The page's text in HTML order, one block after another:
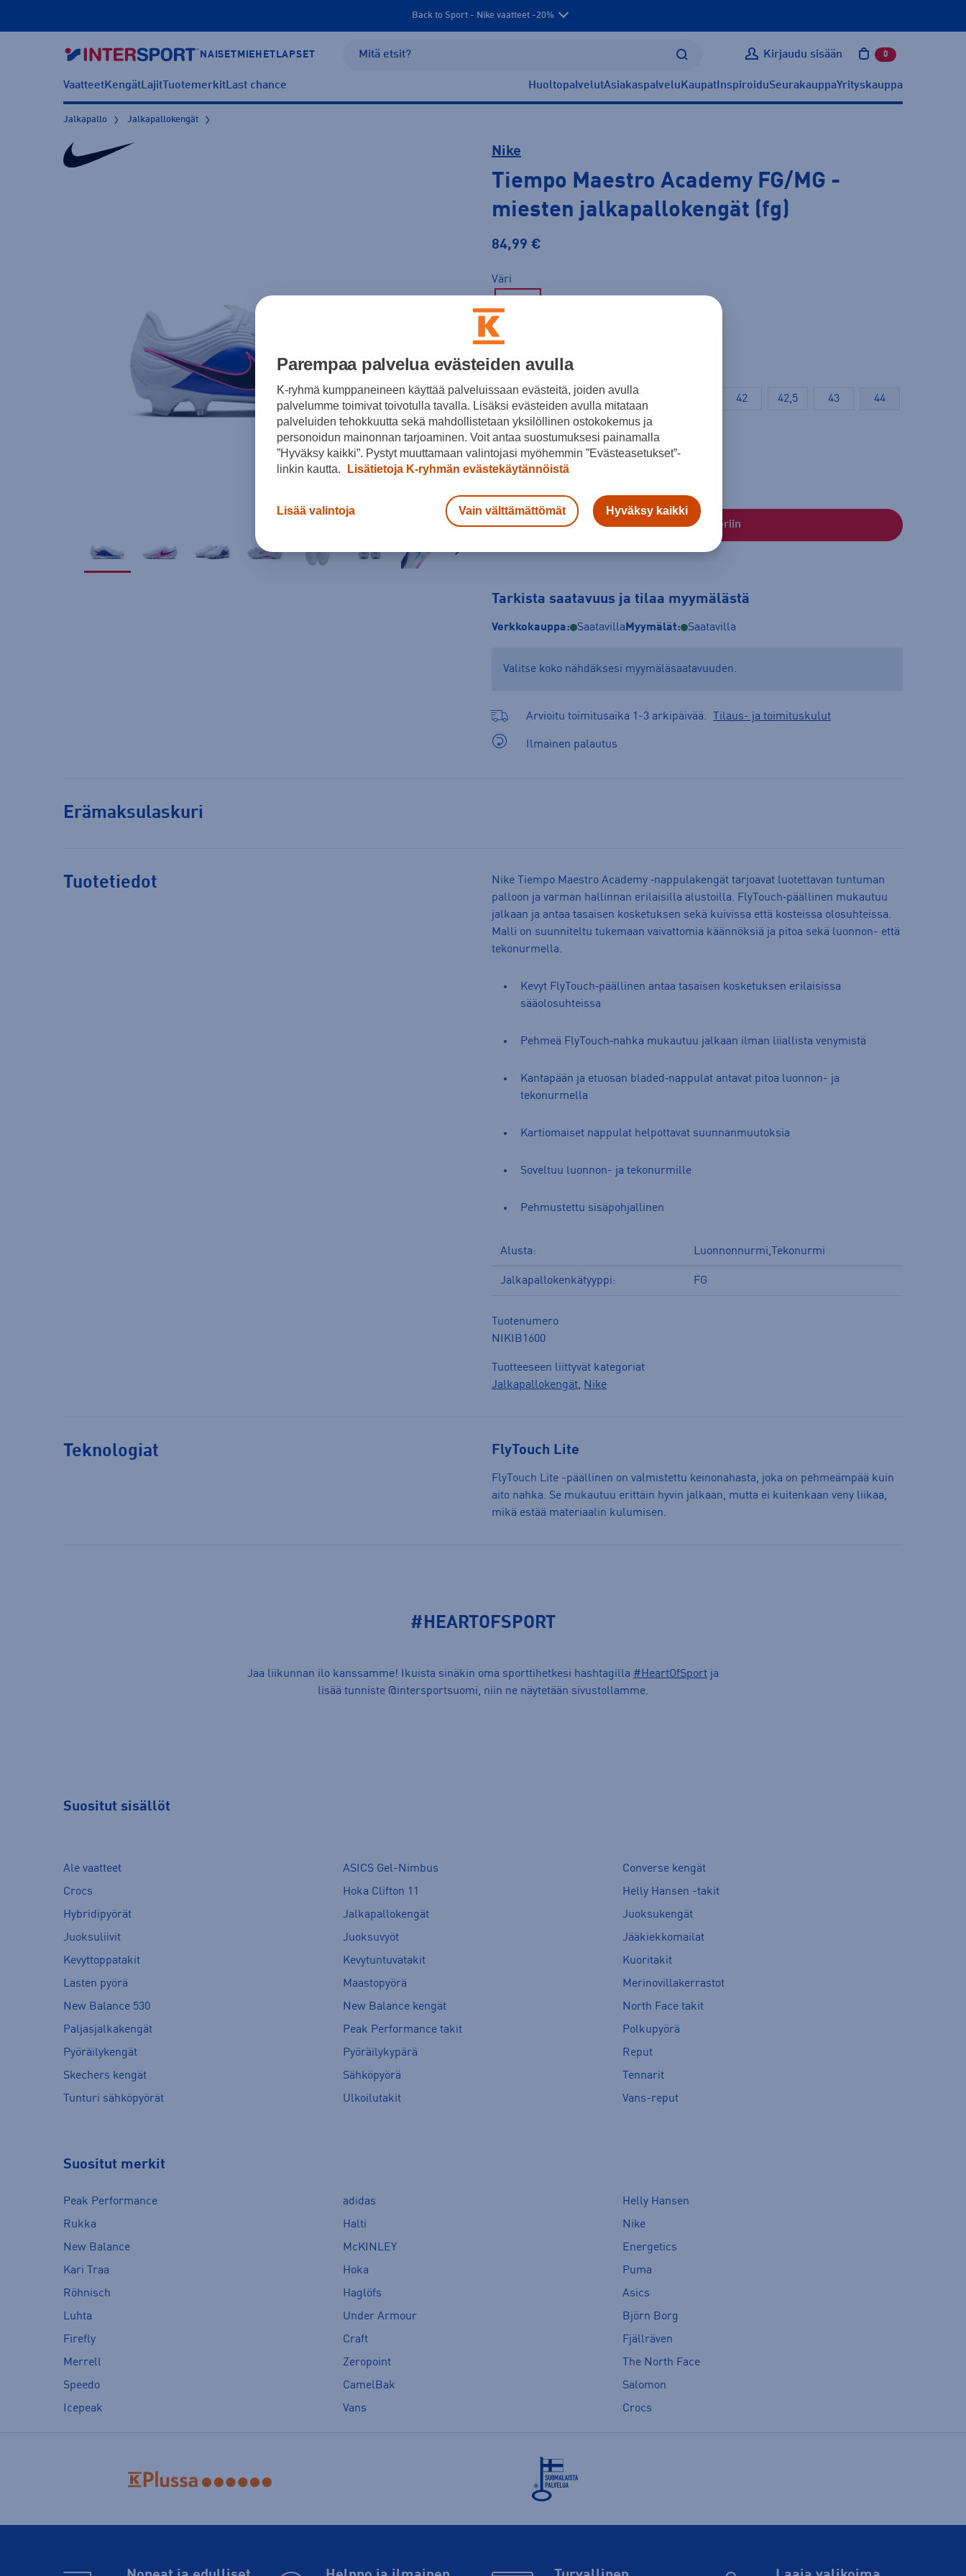
Back to Sport - Nike vaatteet -20%
NAISET MIEHET LAPSET Kirjaudu sisään 0 tuotetta
VaatteetKengätLajitTuotemerkitLast chance HuoltopalvelutAsiakaspalvelu Kaupat InspiroiduSeurakauppaYrityskauppa
Jalkapallo Jalkapallokengät
Nike
Tiempo Maestro Academy FG/MG -
miesten jalkapallokengät (fg)
84,99 €
Väri
38,5 39 42 42,5 43 44
44,5 45 45,5 46
Kokotaulukko
Lisää ostoskoriin
Tarkista saatavuus ja tilaa myymälästä
Verkkokauppa: Saatavilla Myymälät: Saatavilla
Valitse koko nähdäksesi myymäläsaatavuuden.
Arvioitu toimitusaika 1-3 arkipäivää. Tilaus- ja toimituskulut
Ilmainen palautus
Erämaksulaskuri
Tuotetiedot
Nike Tiempo Maestro Academy ‑nappulakengät tarjoavat luotettavan tuntuman
palloon ja varman hallinnan erilaisilla alustoilla. FlyTouch‑päällinen mukautuu
jalkaan ja antaa tasaisen kosketuksen sekä kuivissa että kosteissa olosuhteissa.
Malli on suunniteltu tukemaan vaivattomia käännöksiä ja pitoa sekä luonnon- että
tekonurmella.
Kevyt FlyTouch‑päällinen antaa tasaisen kosketuksen erilaisissa
sääolosuhteissa
Pehmeä FlyTouch‑nahka mukautuu jalkaan ilman liiallista venymistä
Kantapään ja etuosan bladed‑nappulat antavat pitoa luonnon- ja
tekonurmella
Kartiomaiset nappulat helpottavat suunnanmuutoksia
Soveltuu luonnon- ja tekonurmille
Pehmustettu sisäpohjallinen
Alusta: Luonnonnurmi,Tekonurmi
Jalkapallokenkätyyppi: FG
Tuotenumero
NIKIB1600
Tuotteeseen liittyvät kategoriat
Jalkapallokengät, Nike
Teknologiat FlyTouch Lite
FlyTouch Lite -päällinen on valmistettu keinonahasta, joka on pehmeämpää kuin
aito nahka. Se mukautuu erittäin hyvin jalkaan, mutta ei kuitenkaan veny liikaa,
mikä estää materiaalin kulumisen.
#HEARTOFSPORT
Jaa liikunnan ilo kanssamme! Ikuista sinäkin oma sporttihetkesi hashtagilla #HeartOfSport ja
lisää tunniste @intersportsuomi, niin ne näytetään sivustollamme.
Suositut sisällöt
Ale vaatteet ASICS Gel-Nimbus
Converse kengät
Crocs
Hoka Clifton 11
Helly Hansen -takit
Hybridipyörät
Jalkapallokengät
Juoksukengät
Juoksuliivit
Juoksuvyöt
Jääkiekkomailat
Kevyttoppatakit
Kevytuntuvatakit
Kuoritakit
Lasten pyörä
Maastopyörä
Merinovillakerrastot
New Balance 530
New Balance kengät
North Face takit
Paljasjalkakengät
Peak Performance takit
Polkupyörä
Pyöräilykengät
Pyöräilykypärä
Reput
Skechers kengät
Sähköpyörä
Tennarit
Tunturi sähköpyörät
Ulkoilutakit Vans-reput
Suositut merkit
Peak Performance adidas
Helly Hansen
Rukka
Halti
Nike
New Balance
McKINLEY
Energetics
Kari Traa
Hoka
Puma
Röhnisch
Haglöfs
Asics
Luhta
Under Armour
Björn Borg
Firefly
Craft
Fjällräven
Merrell
Zeropoint
The North Face
Speedo
CamelBak
Salomon
Icepeak
Vans Crocs
Parempaa palvelua evästeiden avulla
K-ryhmä kumppaneineen käyttää palveluissaan evästeitä, joiden avulla
palvelumme toimivat toivotulla tavalla. Lisäksi evästeiden avulla mitataan
palveluiden tehokkuutta sekä mahdollistetaan yksilöllinen ostokokemus ja
personoidun mainonnan tarjoaminen. Voit antaa suostumuksesi painamalla
”Hyväksy kaikki”. Pystyt muuttamaan valintojasi myöhemmin ”Evästeasetukset”-
linkin kautta.
Lisätietoja K-ryhmän evästekäytännöistä
Lisää valintoja Vain välttämättömät Hyväksy kaikki